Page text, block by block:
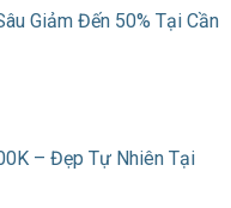
Giảm Đến 50% Tại Cần
– Đẹp Tự Nhiên Tại